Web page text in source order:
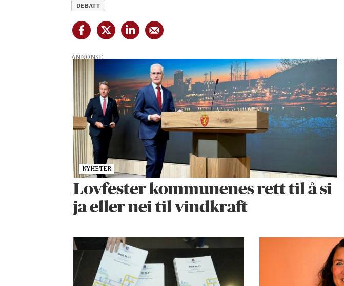
DEBATT
ANNONSE
NYHETER
Lovfester kommunenes rett til å si
ja eller nei til vindkraft